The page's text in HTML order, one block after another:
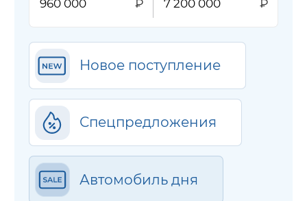
Новое поступление
Спецпредложения
Автомобиль дня